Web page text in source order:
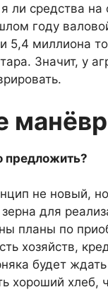
ли средства
году
5,4 миллиона
Значит, у
предложить?
не новый,
для
планы по
хо­зяйств,
будет
хороший хлеб,